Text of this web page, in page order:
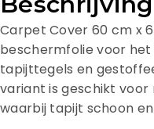
Carpet Cover 60 cm x
beschermfolie voor
tapijttegels en
variant is geschikt
waarbij tapijt schoon